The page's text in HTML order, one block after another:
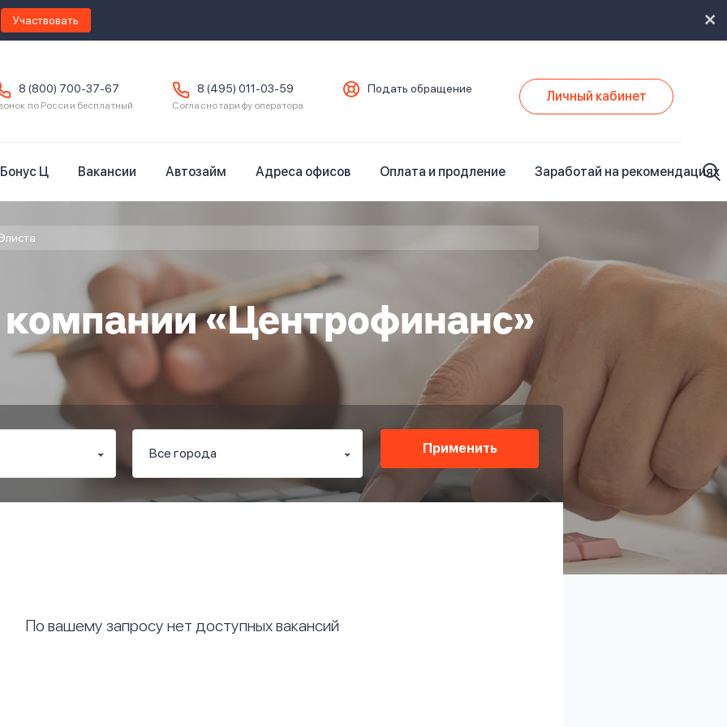
Участвовать
8 (800) 700-37-67
по России бесплатный
8 (495) 011-03-59
Согласно тарифу оператора
Подать обращение Личный кабинет
Бонус Ц Вакансии Автозайм Адреса офисов Оплата и продление Заработай на рекомендациях
компании «Центрофинанс»
Применить
По вашему запросу нет доступных вакансий